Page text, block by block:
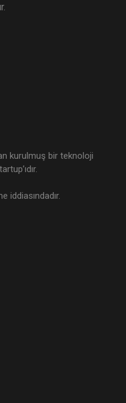
kurulmuş bir teknoloji
iddiasındadır.